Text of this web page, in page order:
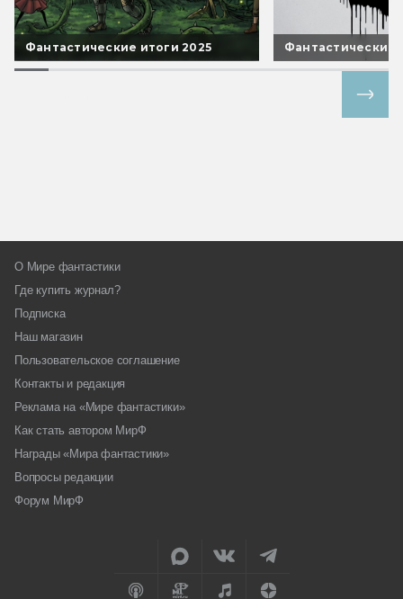
Фантастические итоги 2025 Фантастические
О Мире фантастики
Где купить журнал?
Подписка
Наш магазин
Пользовательское соглашение
Контакты и редакция
Реклама на «Мире фантастики»
Как стать автором МирФ
Награды «Мира фантастики»
Вопросы редакции
Форум МирФ